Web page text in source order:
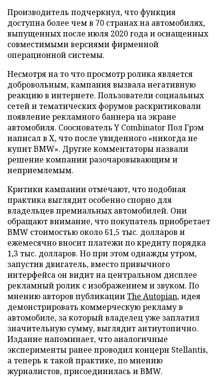
Производитель подчеркнул, что функция
доступна более чем в 70 странах на автомобилях,
выпущенных после июля 2020 года и оснащенных
совместимыми версиями фирменной
операционной системы.
Несмотря на то что просмотр ролика является
добровольным, кампания вызвала негативную
реакцию в интернете. Пользователи социальных
сетей и тематических форумов раскритиковали
появление рекламного баннера на экране
автомобиля. Сооснователь Y Combinator Пол Грэм
написал в X, что после увиденного «никогда не
купит BMW». Другие комментаторы назвали
решение компании разочаровывающим и
неприемлемым.
Критики кампании отмечают, что подобная
практика выглядит особенно спорно для
владельцев премиальных автомобилей. Они
обращают внимание, что покупатель приобретает
BMW стоимостью около 61,5 тыс. долларов и
ежемесячно вносит платежи по кредиту порядка
1,3 тыс. долларов. Но при этом однажды утром,
запустив двигатель, вместо привычного
интерфейса он видит на центральном дисплее
рекламный ролик с изображением и звуком. По
мнению авторов публикацииThe Autopian, идея
демонстрировать коммерческую рекламу в
автомобиле, за который владелец уже заплатил
значительную сумму, выглядит антиутопично.
Издание напоминает, что аналогичные
эксперименты ранее проводил концерн Stellantis,
а теперь к такой практике, по мнению
журналистов, присоединилась и BMW.